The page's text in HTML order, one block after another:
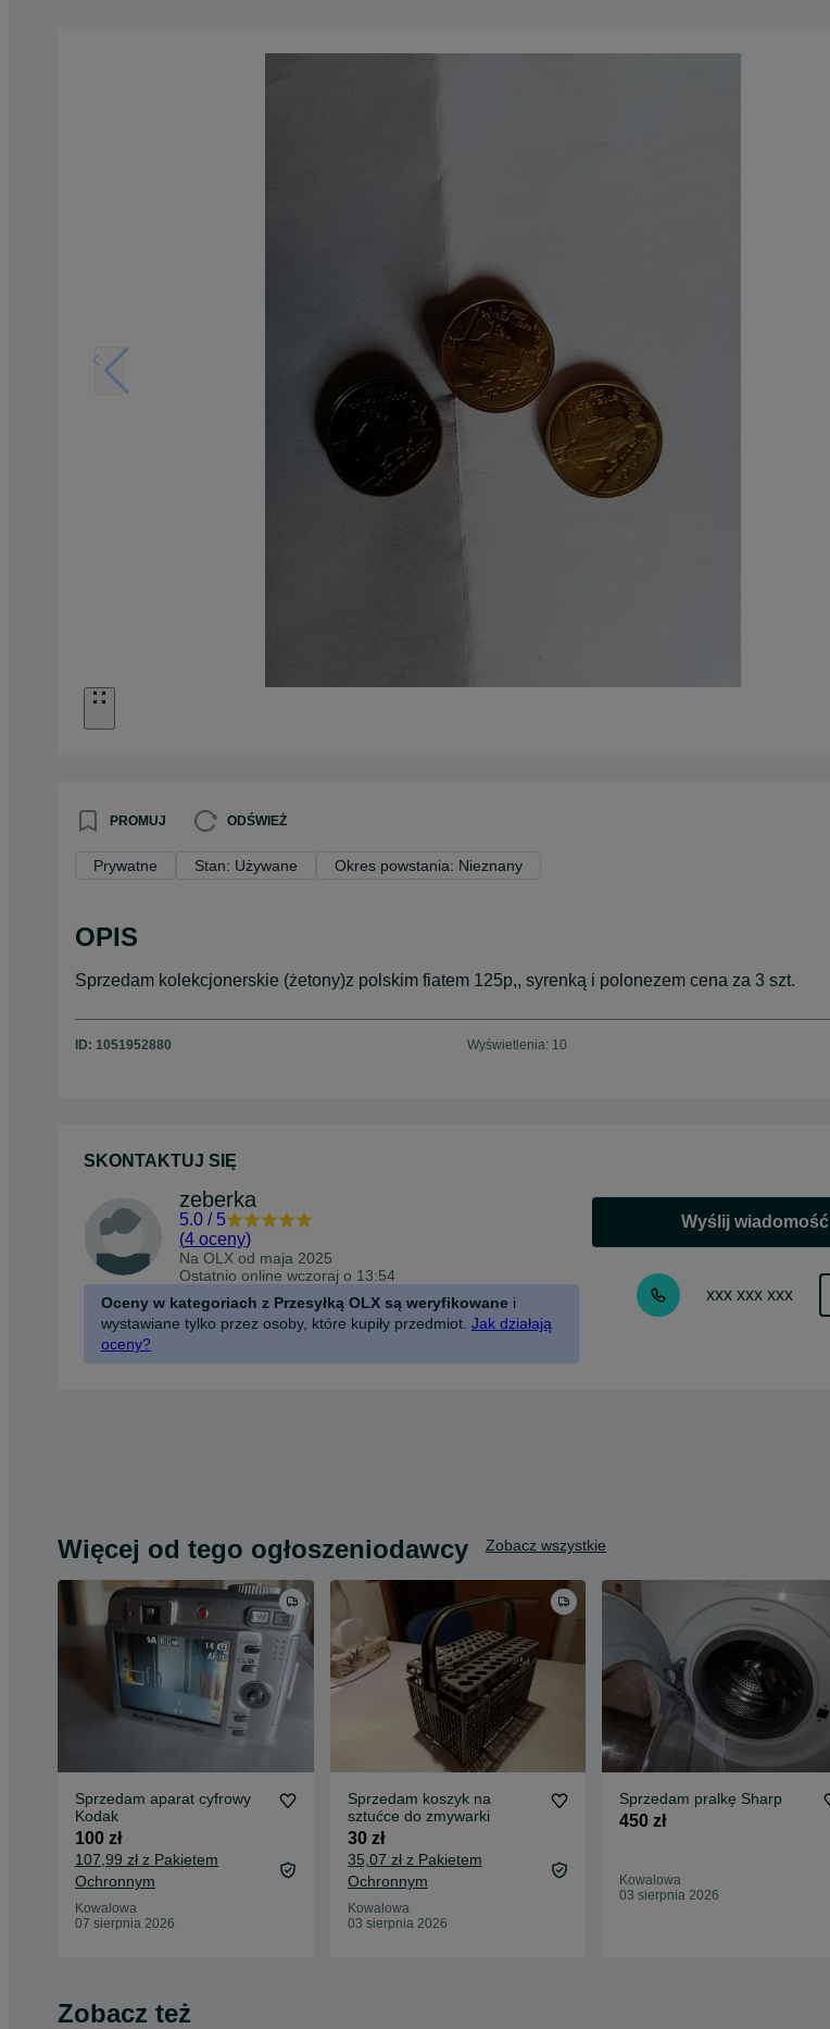
PROMUJ ODŚWIEŻ
Prywatne Stan: Używane Okres powstania: Nieznany
OPIS
Sprzedam kolekcjonerskie (żetony)z polskim fiatem 125p,, syrenką i polonezem cena za 3 szt.
ID: 1051952880 Wyświetlenia: 10
SKONTAKTUJ SIĘ
zeberka
5.0 / 5
(4 oceny)
Na OLX od maja 2025
Ostatnio online wczoraj o 13:54
Oceny w kategoriach z Przesyłką OLX są weryfikowane i
wystawiane tylko przez osoby, które kupiły przedmiot. Jak działają
oceny?
Wyślij wiadomość
xxx xxx xxx
Więcej od tego ogłoszeniodawcy Zobacz wszystkie
Sprzedam aparat cyfrowy
Kodak
100 zł
107,99 zł z Pakietem
Ochronnym
Kowalowa
07 sierpnia 2026
Sprzedam koszyk na
sztućce do zmywarki
30 zł
35,07 zł z Pakietem
Ochronnym
Kowalowa
03 sierpnia 2026
Sprzedam pralkę Sharp
450 zł
Kowalowa
03 sierpnia 2026
Zobacz też